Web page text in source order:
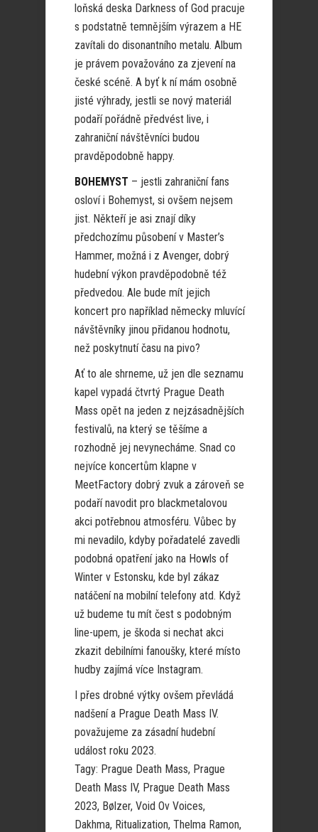
loňská deska Darkness of God pracuje
s podstatně temnějším výrazem a HE
zavítali do disonantního metalu. Album
je právem považováno za zjevení na
české scéně. A byť k ní mám osobně
jisté výhrady, jestli se nový materiál
podaří pořádně předvést live, i
zahraniční návštěvníci budou
pravděpodobně happy.
BOHEMYST – jestli zahraniční fans
osloví i Bohemyst, si ovšem nejsem
jist. Někteří je asi znají díky
předchozímu působení v Master’s
Hammer, možná i z Avenger, dobrý
hudební výkon pravděpodobně též
předvedou. Ale bude mít jejich
koncert pro například německy mluvící
návštěvníky jinou přidanou hodnotu,
než poskytnutí času na pivo?
Ať to ale shrneme, už jen dle seznamu
kapel vypadá čtvrtý Prague Death
Mass opět na jeden z nejzásadnějších
festivalů, na který se těšíme a
rozhodně jej nevynecháme. Snad co
nejvíce koncertům klapne v
MeetFactory dobrý zvuk a zároveň se
podaří navodit pro blackmetalovou
akci potřebnou atmosféru. Vůbec by
mi nevadilo, kdyby pořadatelé zavedli
podobná opatření jako na Howls of
Winter v Estonsku, kde byl zákaz
natáčení na mobilní telefony atd. Když
už budeme tu mít čest s podobným
line-upem, je škoda si nechat akci
zkazit debilními fanoušky, které místo
hudby zajímá více Instagram.
I přes drobné výtky ovšem převládá
nadšení a Prague Death Mass IV.
považujeme za zásadní hudební
událost roku 2023.
Tagy: Prague Death Mass, Prague
Death Mass IV, Prague Death Mass
2023, Bølzer, Void Ov Voices,
Dakhma, Ritualization, Thelma Ramon,